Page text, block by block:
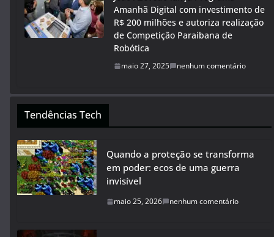
Amanhã Digital com investimento de
R$ 200 milhões e autoriza realização
de Competição Paraibana de
Robótica
maio 27, 2025 nenhum comentário
Tendências Tech
Quando a proteção se transforma
em poder: ecos de uma guerra
invisível
maio 25, 2026 nenhum comentário